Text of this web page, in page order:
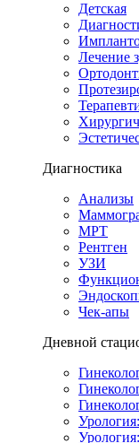
Детская
Лечение
Диагностика
Анализы
МРТ
Рентген
УЗИ
Чек-апы
Дневной